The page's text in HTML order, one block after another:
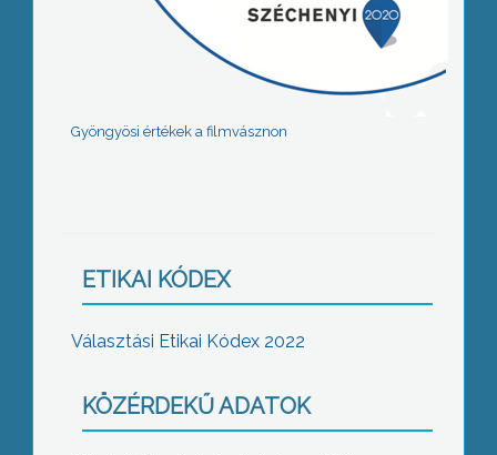
Gyöngyösi értékek a filmvásznon
ETIKAI KÓDEX
Választási Etikai Kódex 2022
KÖZÉRDEKŰ ADATOK